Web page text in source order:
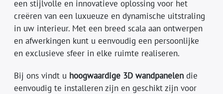
een stijlvolle en innovatieve oplossing voor het
creëren van een luxueuze en dynamische uitstraling
in uw interieur. Met een breed scala aan ontwerpen
en afwerkingen kunt u eenvoudig een persoonlijke
en exclusieve sfeer in elke ruimte realiseren.
Bij ons vindt u hoogwaardige 3D wandpanelen die
eenvoudig te installeren zijn en geschikt zijn voor